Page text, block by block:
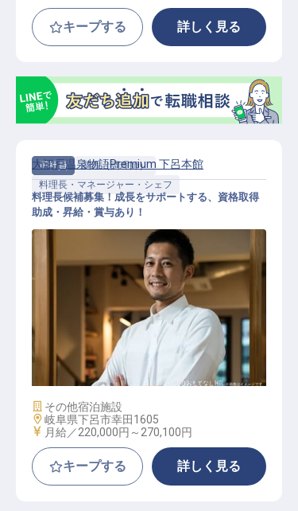
キープする 詳しく見る
正社員
調理（調理師）
料理長・マネージャー・シェフ
料理長・マネージャー・シェフ / 正
社員
大江戸温泉物語Premium 下呂本館
料理長候補募集！成長をサポートする、資格取得
助成・昇給・賞与あり！
施設業態
その他宿泊施設
勤務地
岐阜県下呂市幸田1605
給与
月給／220,000円～ 270,100円
キープする 詳しく見る